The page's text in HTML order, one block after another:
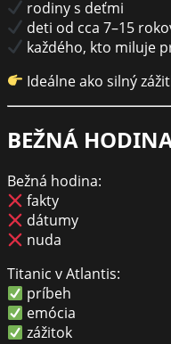
rodiny s deťmi
deti od cca 7–15
každého, kto miluje
Ideálne ako silný
BEŽNÁ
Bežná hodina:
fakty
dátumy
nuda
Titanic v Atlantis:
príbeh
emócia
zážitok